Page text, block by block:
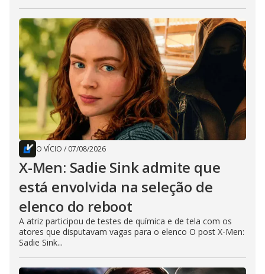
O VÍCIO / 07/08/2026
X-Men: Sadie Sink admite que
está envolvida na seleção de
elenco do reboot
A atriz participou de testes de química e de tela com os
atores que disputavam vagas para o elenco O post X-Men:
Sadie Sink...